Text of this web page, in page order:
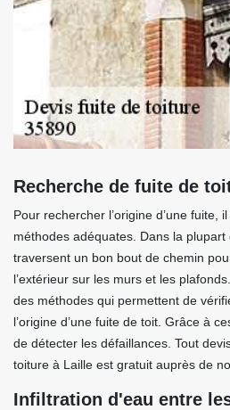
Recherche de fuite de
Pour rechercher l’origine d’une fuite,
méthodes adéquates. Dans la
traversent un bon bout de chemin
l’extérieur sur les murs et les
des méthodes qui permettent de
l’origine d’une fuite de toit. Grâce à
de détecter les défaillances. Tout
toiture à Laille est gratuit auprès de
Infiltration d'eau entre